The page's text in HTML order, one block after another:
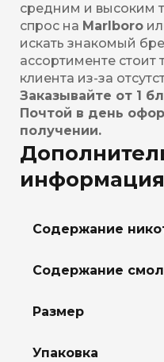
средним и высоким
спрос на Marlboro
искать знакомый
ассортименте стоит
клиента из-за
Заказывайте от 1
Почтой в день
получении.
информация
Содержание
Содержание
Размер
Упаковка